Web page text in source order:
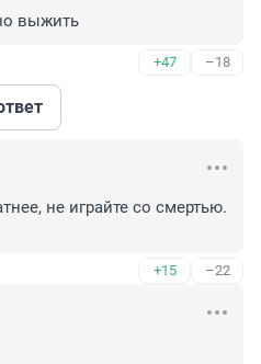
выжить
+47 –18
не играйте со смертью.
+15 –22